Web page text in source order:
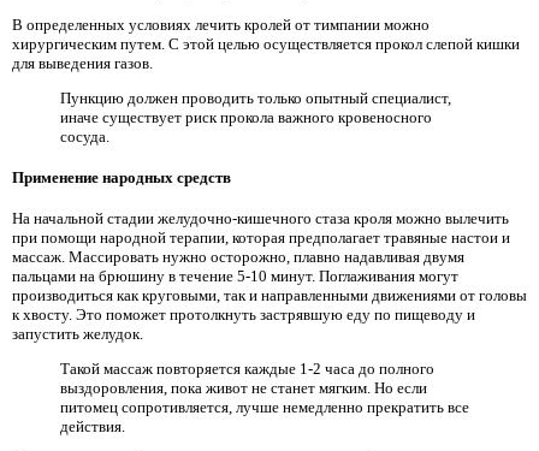
В определенных условиях лечить кролей от тимпании можно
хирургическим путем. С этой целью осуществляется прокол слепой кишки
для выведения газов.
Пункцию должен проводить только опытный специалист,
иначе существует риск прокола важного кровеносного
сосуда.
Применение народных средств
На начальной стадии желудочно-кишечного стаза кроля можно вылечить
при помощи народной терапии, которая предполагает травяные настои и
массаж. Массировать нужно осторожно, плавно надавливая двумя
пальцами на брюшину в течение 5-10 минут. Поглаживания могут
производиться как круговыми, так и направленными движениями от головы
к хвосту. Это поможет протолкнуть застрявшую еду по пищеводу и
запустить желудок.
Такой массаж повторяется каждые 1-2 часа до полного
выздоровления, пока живот не станет мягким. Но если
питомец сопротивляется, лучше немедленно прекратить все
действия.